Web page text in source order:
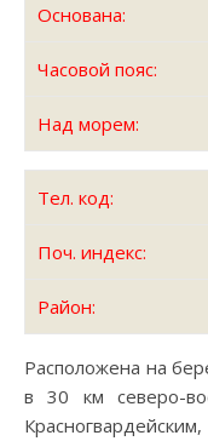
Основана:
Часовой пояс:
Над морем:
Тел. код:
Поч. индекс:
Район:
Расположена на
в 30 км северо-